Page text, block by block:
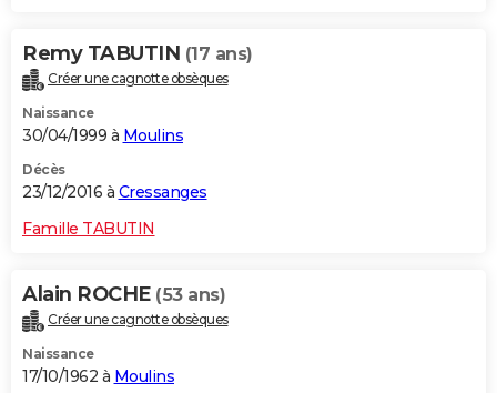
Remy TABUTIN (17 ans)
Créer une cagnotte obsèques
Naissance
30/04/1999 à Moulins
Décès
23/12/2016 à Cressanges
Famille TABUTIN
Alain ROCHE (53 ans)
Créer une cagnotte obsèques
Naissance
17/10/1962 à Moulins